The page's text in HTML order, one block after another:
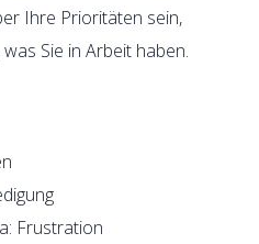
Ihre Prioritäten sein,
Sie in Arbeit haben.
Frustration